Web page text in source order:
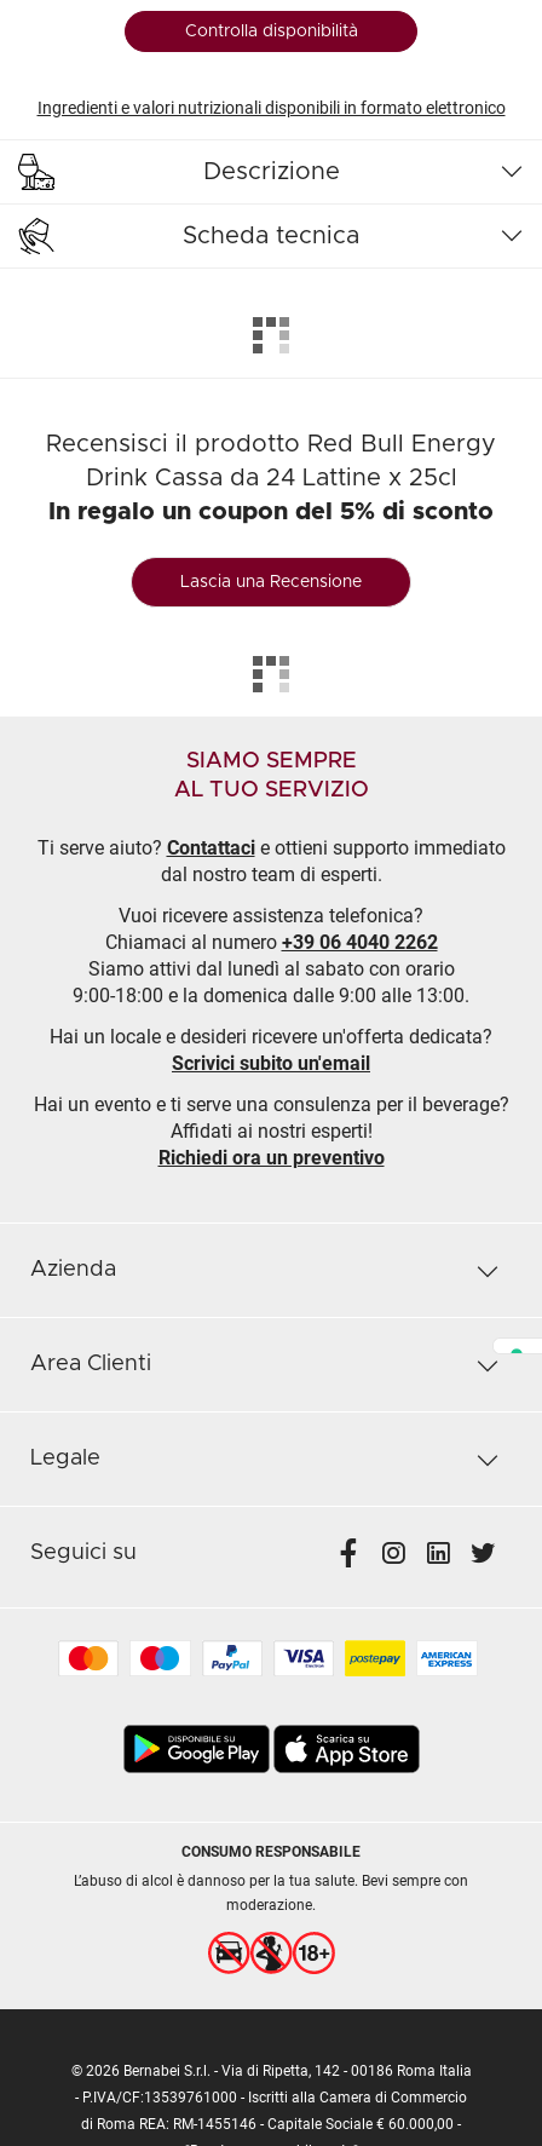
Controlla disponibilità
Ingredienti e valori nutrizionali disponibili in formato elettronico
Descrizione
Scheda tecnica
Recensisci il prodotto Red Bull Energy
Drink Cassa da 24 Lattine x 25cl
In regalo un coupon del 5% di sconto
Lascia una Recensione
SIAMO SEMPRE
AL TUO SERVIZIO
Ti serve aiuto? Contattacie ottieni supporto immediato
dal nostro team di esperti.
Vuoi ricevere assistenza telefonica?
Chiamaci al numero +39 06 4040 2262
Siamo attivi dal lunedì al sabato con orario
9:00-18:00 e la domenica dalle 9:00 alle 13:00.
Hai un locale e desideri ricevere un'offerta dedicata?
Scrivici subito un'email
Hai un evento e ti serve una consulenza per il beverage?
Affidati ai nostri esperti!
Richiedi ora un preventivo
Azienda
Area Clienti
Legale
Seguici su
CONSUMO RESPONSABILE
L’abuso di alcol è dannoso per la tua salute. Bevi sempre con
moderazione.
© 2026 Bernabei S.r.l. - Via di Ripetta, 142 - 00186 Roma Italia
- P.IVA/CF:13539761000 - Iscritti alla Camera di Commercio
di Roma REA: RM-1455146 - Capitale Sociale € 60.000,00 -